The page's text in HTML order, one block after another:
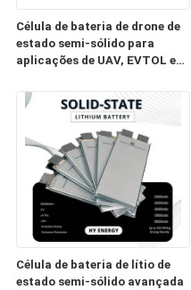
Célula de bateria de drone de
estado semi-sólido para
aplicações de UAV, EVTOL e
Célula de bateria de lítio de
estado semi-sólido avançada